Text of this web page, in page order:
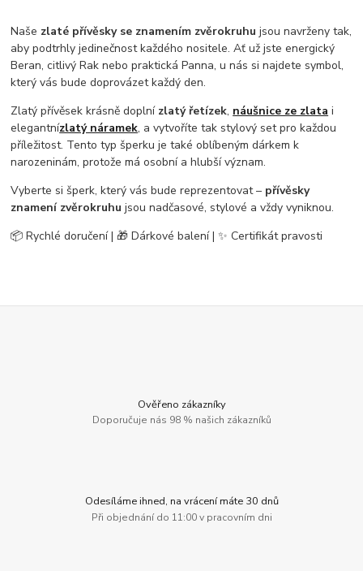
Naše zlaté přívěsky se znamením zvěrokruhu jsou navrženy tak,
aby podtrhly jedinečnost každého nositele. Ať už jste energický
Beran, citlivý Rak nebo praktická Panna, u nás si najdete symbol,
který vás bude doprovázet každý den.
Zlatý přívěsek krásně doplní zlatý řetízek, náušnice ze zlata i
elegantnízlatý náramek, a vytvoříte tak stylový set pro každou
příležitost. Tento typ šperku je také oblíbeným dárkem k
narozeninám, protože má osobní a hlubší význam.
Vyberte si šperk, který vás bude reprezentovat – přívěsky
znamení zvěrokruhu jsou nadčasové, stylové a vždy vyniknou.
📦 Rychlé doručení | 🎁 Dárkové balení | ✨ Certifikát pravosti
Ověřeno zákazníky
Doporučuje nás 98 % našich zákazníků
Odesíláme ihned, na vrácení máte 30 dnů
Při objednání do 11:00 v pracovním dni